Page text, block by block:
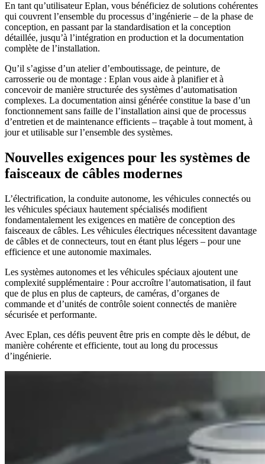
En tant qu’utilisateur Eplan, vous bénéficiez de solutions cohérentes
qui couvrent l’ensemble du processus d’ingénierie – de la phase de
conception, en passant par la standardisation et la conception
détaillée, jusqu’à l’intégration en production et la documentation
complète de l’installation.
Qu’il s’agisse d’un atelier d’emboutissage, de peinture, de
carrosserie ou de montage : Eplan vous aide à planifier et à
concevoir de manière structurée des systèmes d’automatisation
complexes. La documentation ainsi générée constitue la base d’un
fonctionnement sans faille de l’installation ainsi que de processus
d’entretien et de maintenance efficients – traçable à tout moment, à
jour et utilisable sur l’ensemble des systèmes.
Nouvelles exigences pour les systèmes de
faisceaux de câbles modernes
L’électrification, la conduite autonome, les véhicules connectés ou
les véhicules spéciaux hautement spécialisés modifient
fondamentalement les exigences en matière de conception des
faisceaux de câbles. Les véhicules électriques nécessitent davantage
de câbles et de connecteurs, tout en étant plus légers – pour une
efficience et une autonomie maximales.
Les systèmes autonomes et les véhicules spéciaux ajoutent une
complexité supplémentaire : Pour accroître l’automatisation, il faut
que de plus en plus de capteurs, de caméras, d’organes de
commande et d’unités de contrôle soient connectés de manière
sécurisée et performante.
Avec Eplan, ces défis peuvent être pris en compte dès le début, de
manière cohérente et efficiente, tout au long du processus
d’ingénierie.